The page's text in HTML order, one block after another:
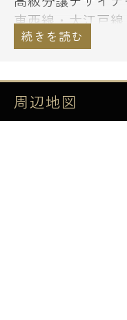
東西線・大江戸
分の希少な駅近
立地です。
26m²以上の1Kタ
のマンションで8
周辺地図